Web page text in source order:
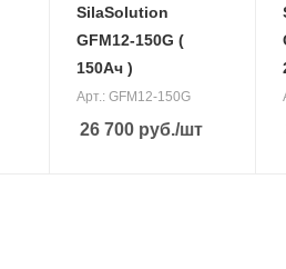
SilaSolution
GFM12-150G (
150Ач )
Арт.: GFM12-150G
26 700руб./шт